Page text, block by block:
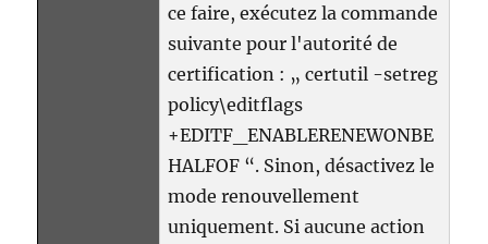
ce faire, exécutez la commande
suivante pour l'autorité de
certification : „ certutil -setreg
policy\editflags
+EDITF_ENABLERENEWONBE
HALFOF “. Sinon, désactivez le
mode renouvellement
uniquement. Si aucune action